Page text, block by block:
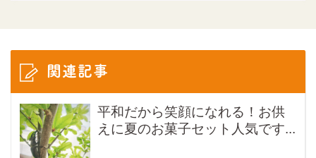
関連記事
平和だから笑顔になれる！お供
えに夏のお菓子セット人気です...